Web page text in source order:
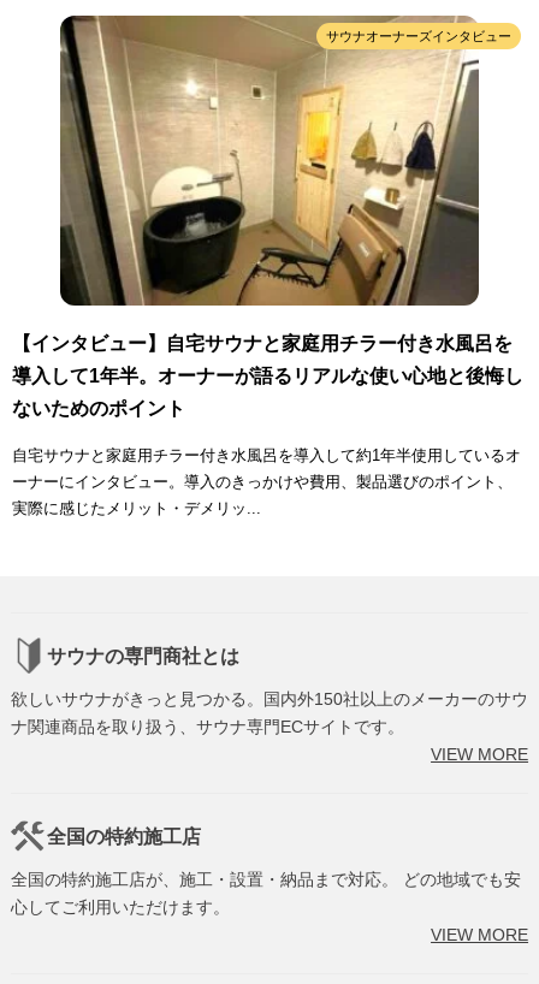
サウナオーナーズインタビュー
【インタビュー】自宅サウナと家庭用チラー付き水風呂を
導入して1年半。オーナーが語るリアルな使い心地と後悔し
ないためのポイント
自宅サウナと家庭用チラー付き水風呂を導入して約1年半使用しているオ
ーナーにインタビュー。導入のきっかけや費用、製品選びのポイント、
実際に感じたメリット・デメリッ...
サウナの専門商社とは
欲しいサウナがきっと見つかる。国内外150社以上のメーカーのサウ
ナ関連商品を取り扱う、サウナ専門ECサイトです。
VIEW MORE
全国の特約施工店
全国の特約施工店が、施工・設置・納品まで対応。 どの地域でも安
心してご利用いただけます。
VIEW MORE